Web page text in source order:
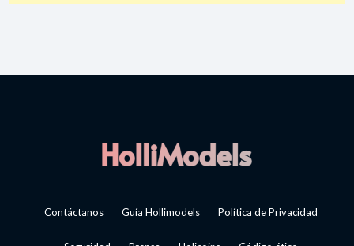
Contáctanos Guía Hollimodels Política de Privacidad